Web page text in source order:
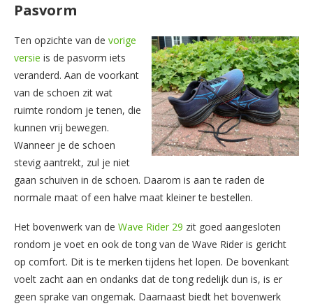
Pasvorm
Ten opzichte van de vorige
versie is de pasvorm iets
veranderd. Aan de voorkant
van de schoen zit wat
ruimte rondom je tenen, die
kunnen vrij bewegen.
Wanneer je de schoen
stevig aantrekt, zul je niet
gaan schuiven in de schoen. Daarom is aan te raden de
normale maat of een halve maat kleiner te bestellen.
Het bovenwerk van de Wave Rider 29 zit goed aangesloten
rondom je voet en ook de tong van de Wave Rider is gericht
op comfort. Dit is te merken tijdens het lopen. De bovenkant
voelt zacht aan en ondanks dat de tong redelijk dun is, is er
geen sprake van ongemak. Daarnaast biedt het bovenwerk